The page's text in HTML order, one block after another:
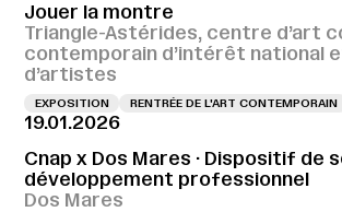
Jouer la montre
Triangle-Astérides, centre d’art
contemporain d’intérêt national
d’artistes
EXPOSITION RENTRÉE DE L'ART CONTEMPORAIN
19.01.2026
Cnap x Dos Mares · Dispositif de
développement professionnel
Dos Mares